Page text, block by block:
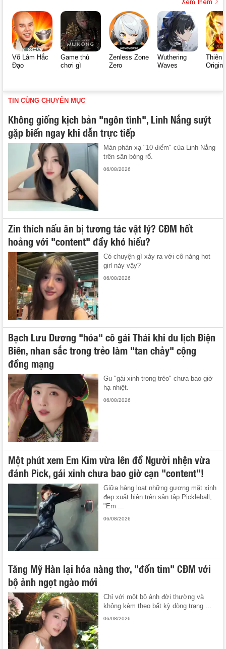
Võ Lâm Hắc
Đạo
Game thủ
chơi gì
Zenless Zone
Zero
Wuthering
Waves
Thiên
Origin
TIN CÙNG CHUYÊN MỤC
Không giống kịch bản "ngôn tình", Linh Nắng suýt
gặp biến ngay khi dẫn trực tiếp
Màn phản xạ "10 điểm" của Linh Nắng
trên sân bóng rổ.
06/08/2026
Zin thích nấu ăn bị tương tác vật lý? CĐM hốt
hoảng với "content" đầy khó hiểu?
Có chuyện gì xảy ra với cô nàng hot
girl này vậy?
06/08/2026
Bạch Lưu Dương "hóa" cô gái Thái khi du lịch Điện
Biên, nhan sắc trong trẻo làm "tan chảy" cộng
đồng mạng
Gu "gái xinh trong trẻo" chưa bao giờ
hạ nhiệt.
06/08/2026
Một phút xem Em Kim vừa lên đồ Người nhện vừa
đánh Pick, gái xinh chưa bao giờ cạn "content"!
Giữa hàng loạt những gương mặt xinh
đẹp xuất hiện trên sân tập Pickleball,
"Em ...
06/08/2026
Tăng Mỹ Hàn lại hóa nàng thơ, "đốn tim" CĐM với
bộ ảnh ngọt ngào mới
Chỉ với một bộ ảnh đời thường và
không kèm theo bất kỳ dòng trạng ...
06/08/2026